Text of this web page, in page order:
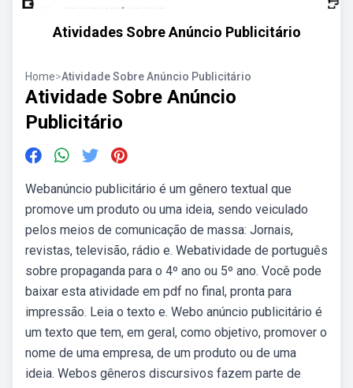
Atividades Sobre Anúncio Publicitário
Home>Atividade Sobre Anúncio Publicitário
Atividade Sobre Anúncio
Publicitário
Webanúncio publicitário é um gênero textual que
promove um produto ou uma ideia, sendo veiculado
pelos meios de comunicação de massa: Jornais,
revistas, televisão, rádio e. Webatividade de português
sobre propaganda para o 4º ano ou 5º ano. Você pode
baixar esta atividade em pdf no final, pronta para
impressão. Leia o texto e. Webo anúncio publicitário é
um texto que tem, em geral, como objetivo, promover o
nome de uma empresa, de um produto ou de uma
ideia. Webos gêneros discursivos fazem parte de